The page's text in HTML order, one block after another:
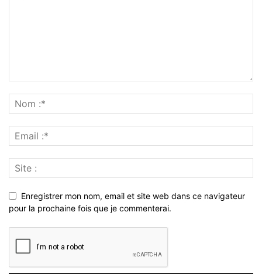
Enregistrer mon nom, email et site web dans ce navigateur
pour la prochaine fois que je commenterai.